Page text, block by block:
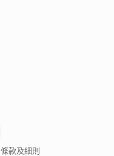
條款及細則